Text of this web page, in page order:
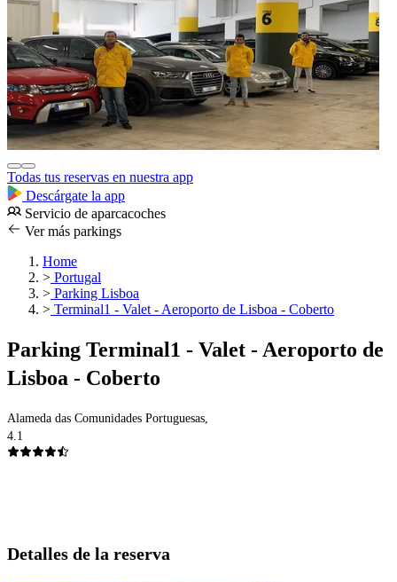
Todas tus reservas en nuestra app
Descárgate la app
Servicio de aparcacoches
Ver más parkings
Home
> Portugal
> Parking Lisboa
> Terminal1 - Valet - Aeroporto de Lisboa - Coberto
Parking Terminal1 - Valet - Aeroporto de
Lisboa - Coberto
Alameda das Comunidades Portuguesas,
4.1
Detalles de la reserva